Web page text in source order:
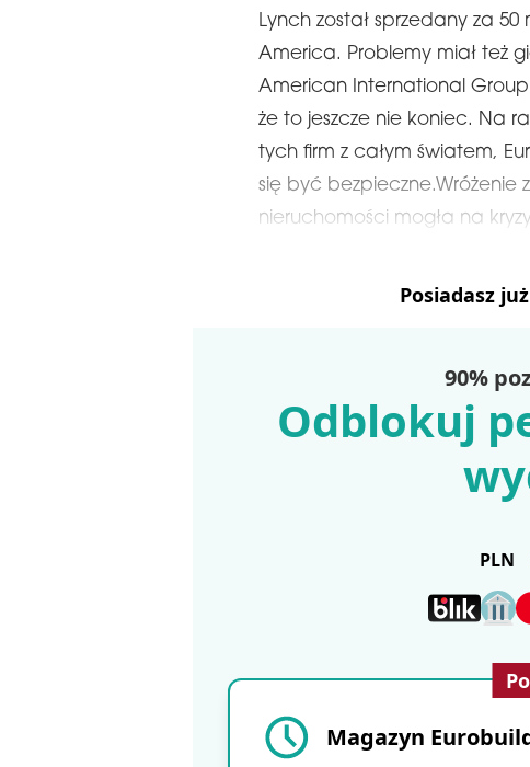
Lynch został sprzedany za
America. Problemy miał też
American International
że to jeszcze nie koniec. Na
tych firm z całym światem,
się być bezpieczne.Wróżenie
nieruchomości mogła na
Posiadasz
90%
Odblokuj
PLN
Magazyn